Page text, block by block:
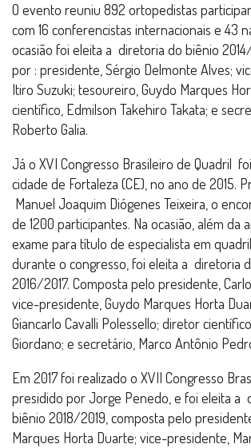
O evento reuniu 892 ortopedistas
com 16 conferencistas internacionais e 43
ocasião foi eleita a diretoria do biênio
por : presidente, Sérgio Delmonte Alves;
Itiro Suzuki; tesoureiro, Guydo Marques
científico, Edmilson Takehiro Takata; e
Roberto Galia.
Já o XVI Congresso Brasileiro de Quadril
cidade de Fortaleza (CE), no ano de 2015.
Manuel Joaquim Diógenes Teixeira, o
de 1200 participantes. Na ocasião, além da
exame para título de especialista em
durante o congresso, foi eleita a diretoria
2016/2017. Composta pelo presidente,
vice-presidente, Guydo Marques Horta
Giancarlo Cavalli Polessello; diretor
Giordano; e secretário, Marco Antônio
Em 2017 foi realizado o XVII Congresso
presidido por Jorge Penedo, e foi eleita a
biênio 2018/2019, composta pelo
Marques Horta Duarte; vice-presidente,